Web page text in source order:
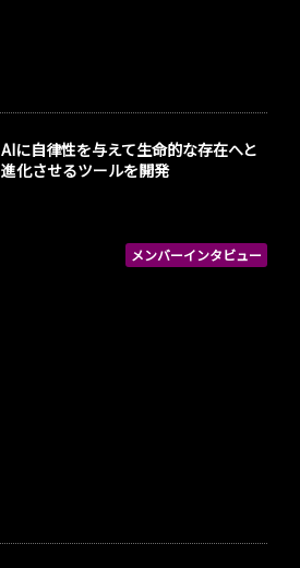
メンバーインタビュー
AIに自律性を与えて生命的な存在へと
進化させるツールを開発